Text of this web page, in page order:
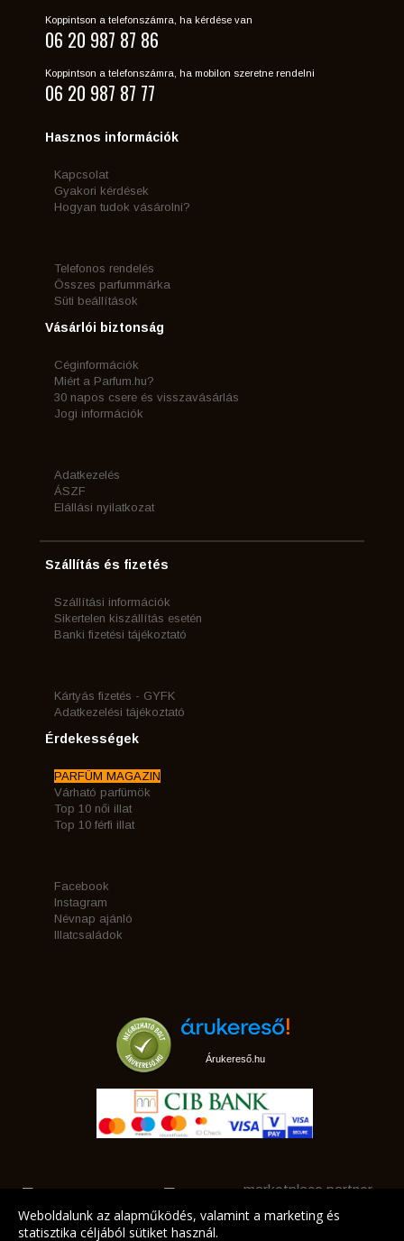
Koppintson a telefonszámra, ha kérdése van
06 20 987 87 86
Koppintson a telefonszámra, ha mobilon szeretne rendelni
06 20 987 87 77
Hasznos információk
Kapcsolat
Gyakori kérdések
Hogyan tudok vásárolni?
Telefonos rendelés
Összes parfummárka
Süti beállítások
Vásárlói biztonság
Céginformációk
Miért a Parfum.hu?
30 napos csere és visszavásárlás
Jogi információk
Adatkezelés
ÁSZF
Elállási nyilatkozat
Szállítás és fizetés
Szállítási információk
Sikertelen kiszállítás esetén
Banki fizetési tájékoztató
Kártyás fizetés - GYFK
Adatkezelési tájékoztató
Érdekességek
PARFÜM MAGAZIN
Várható parfümök
Top 10 női illat
Top 10 férfi illat
Facebook
Instagram
Névnap ajánló
Illatcsaládok
Árukereső.hu
marketplace partner
Weboldalunk az alapműködés, valamint a marketing és
statisztika céljából sütiket használ.